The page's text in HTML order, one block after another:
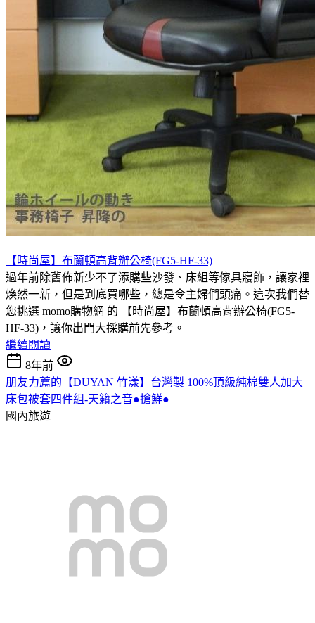
【時尚屋】布蘭頓高背辦公椅(FG5-HF-33)
過年前除舊佈新少不了添購些沙發、床組等傢具寢飾，讓家裡
煥然一新，但是到底買哪些，總是令主婦們頭痛。這次我們替
您挑選 momo購物網 的 【時尚屋】布蘭頓高背辦公椅(FG5-
HF-33)，讓你出門大採購前先參考。
繼續閱讀
8年前
朋友力薦的【DUYAN 竹漾】台灣製 100%頂級純棉雙人加大
床包被套四件組-天籟之音●搶鮮●
國內旅遊